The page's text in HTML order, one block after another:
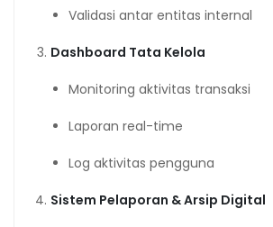
Validasi antar entitas internal
Dashboard Tata Kelola
Monitoring aktivitas transaksi
Laporan real-time
Log aktivitas pengguna
Sistem Pelaporan & Arsip Digital